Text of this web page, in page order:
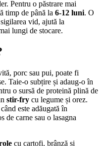
Pentru o păstrare mai
timp de până la 6-12 luni. O
vid, ajută la
lungi de stocare.
porc sau pui, poate fi
Taie-o subțire și adaug-o în
o sursă de proteină plină de
stir-fry cu legume și orez.
este adăugată în
de carne sau o lasagna
cu cartofi, brânză și